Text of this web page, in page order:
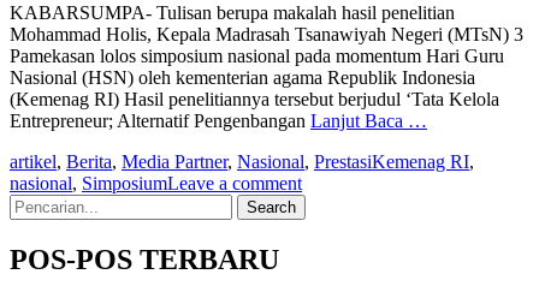
KABARSUMPA- Tulisan berupa makalah hasil penelitian
Mohammad Holis, Kepala Madrasah Tsanawiyah Negeri (MTsN) 3
Pamekasan lolos simposium nasional pada momentum Hari Guru
Nasional (HSN) oleh kementerian agama Republik Indonesia
(Kemenag RI) Hasil penelitiannya tersebut berjudul ‘Tata Kelola
Entrepreneur; Alternatif Pengenbangan Lanjut Baca …
artikel, Berita, Media Partner, Nasional, PrestasiKemenag RI,
nasional, SimposiumLeave a comment
Search
for:
POS-POS TERBARU